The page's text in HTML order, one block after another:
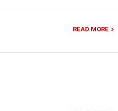
READ MORE